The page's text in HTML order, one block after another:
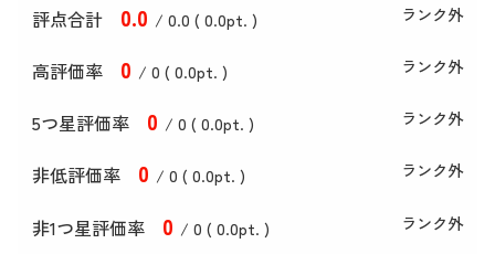
評点合計 0.0 / 0.0 ( 0.0pt. ) ランク外
高評価率 0 / 0 ( 0.0pt. ) ランク外
5つ星評価率 0 / 0 ( 0.0pt. ) ランク外
非低評価率 0 / 0 ( 0.0pt. ) ランク外
非1つ星評価率 0 / 0 ( 0.0pt. ) ランク外